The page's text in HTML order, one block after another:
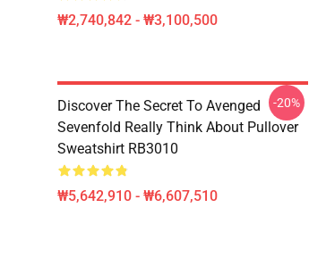
₩2,740,842 - ₩3,100,500
Discover The Secret To Avenged
Sevenfold Really Think About Pullover
Sweatshirt RB3010
₩5,642,910 - ₩6,607,510
-20%